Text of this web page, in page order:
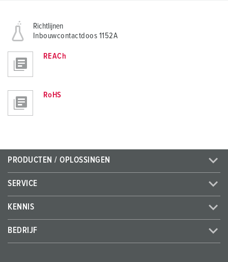
Richtlijnen
Inbouwcontactdoos 1152A
REACh
RoHS
PRODUCTEN / OPLOSSINGEN
SERVICE
KENNIS
BEDRIJF